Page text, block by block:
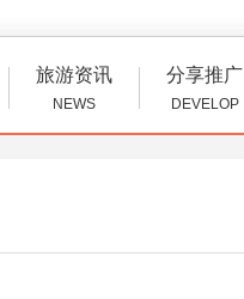
旅游资讯
NEWS
分享推广
DEVELOP